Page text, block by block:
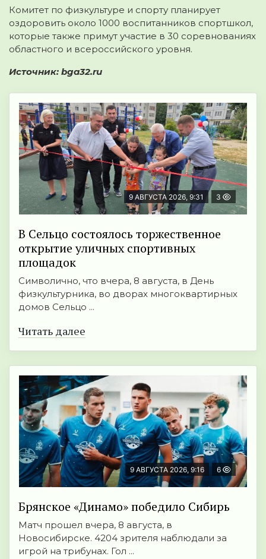
Комитет по физкультуре и спорту планирует
оздоровить около 1000 воспитанников спортшкол,
которые также примут участие в 30 соревнованиях
областного и всероссийского уровня.
Источник: bga32.ru
9 АВГУСТА 2026, 9:31 3
В Сельцо состоялось торжественное
открытие уличных спортивных
площадок
Символично, что вчера, 8 августа, в День
физкультурника, во дворах многоквартирных
домов Сельцо ...
Читать далее
9 АВГУСТА 2026, 9:16 6
Брянское «Динамо» победило Сибирь
Матч прошел вчера, 8 августа, в
Новосибирске. 4204 зрителя наблюдали за
игрой на трибунах. Гол ...